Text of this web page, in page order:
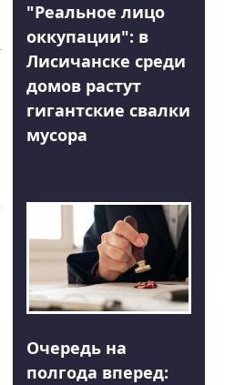
"Реальное лицо
оккупации": в
Лисичанске среди
домов растут
гигантские свалки
мусора
Очередь на
полгода вперед: